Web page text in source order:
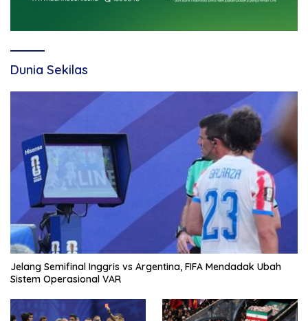
Dunia Sekilas
Jelang Semifinal Inggris vs Argentina, FIFA Mendadak Ubah
Sistem Operasional VAR